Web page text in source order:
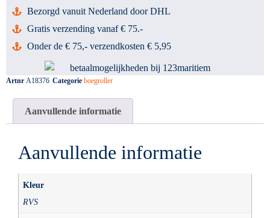
Bezorgd vanuit Nederland door DHL
Gratis verzending vanaf € 75.-
Onder de € 75,- verzendkosten € 5,95
Artnr A18376 Categorie boegroller
Aanvullende informatie
Aanvullende informatie
Kleur
RVS